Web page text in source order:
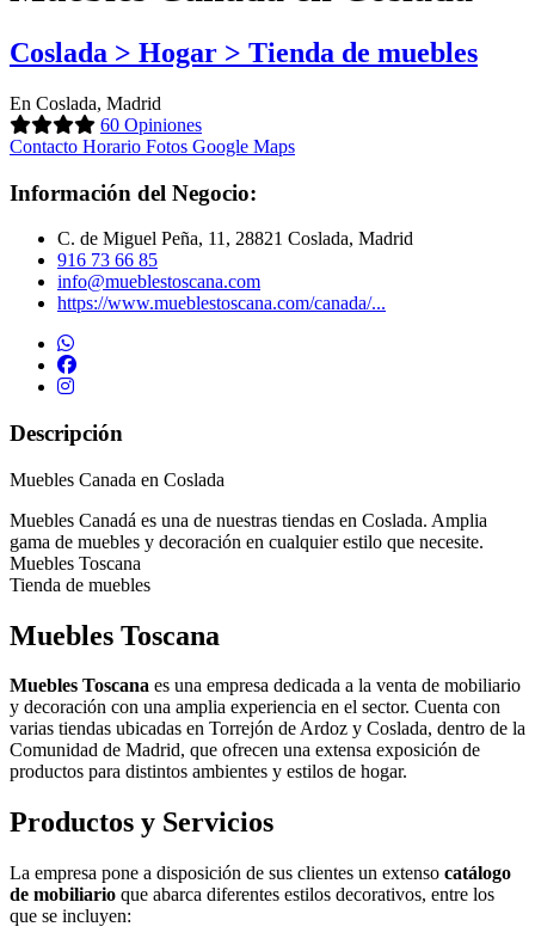
Coslada > Hogar > Tienda de muebles
En Coslada, Madrid
60 Opiniones
Contacto Horario Fotos Google Maps
Información del Negocio:
C. de Miguel Peña, 11, 28821 Coslada, Madrid
916 73 66 85
info@mueblestoscana.com
https://www.mueblestoscana.com/canada/...
Descripción
Muebles Canada en Coslada
Muebles Canadá es una de nuestras tiendas en Coslada. Amplia
gama de muebles y decoración en cualquier estilo que necesite.
Muebles Toscana
Tienda de muebles
Muebles Toscana
Muebles Toscana es una empresa dedicada a la venta de mobiliario
y decoración con una amplia experiencia en el sector. Cuenta con
varias tiendas ubicadas en Torrejón de Ardoz y Coslada, dentro de la
Comunidad de Madrid, que ofrecen una extensa exposición de
productos para distintos ambientes y estilos de hogar.
Productos y Servicios
La empresa pone a disposición de sus clientes un extenso catálogo
de mobiliario que abarca diferentes estilos decorativos, entre los
que se incluyen: